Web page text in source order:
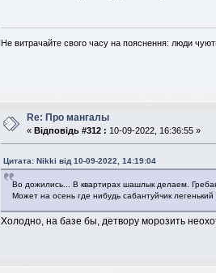
Не витрачайте свого часу на пояснення: люди
Re: Про мангалы
« Відповідь #312 : 10-09-2022, 16:36:55 »
Цитата: Nikki від 10-09-2022, 14:19:04
Во дожились... В квартирах шашлык делаем.
Может на осень где нибудь сабантуйчик легенький
Холодно, на базе бы, детвору морозить